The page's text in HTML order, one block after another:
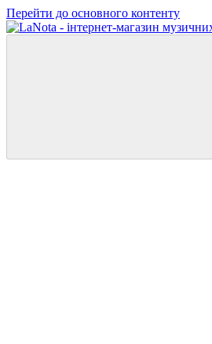
Перейти до основного контенту